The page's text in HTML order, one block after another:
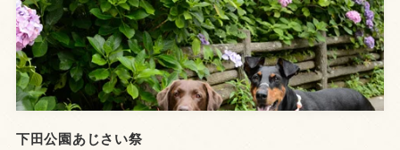
下田公園あじさい祭